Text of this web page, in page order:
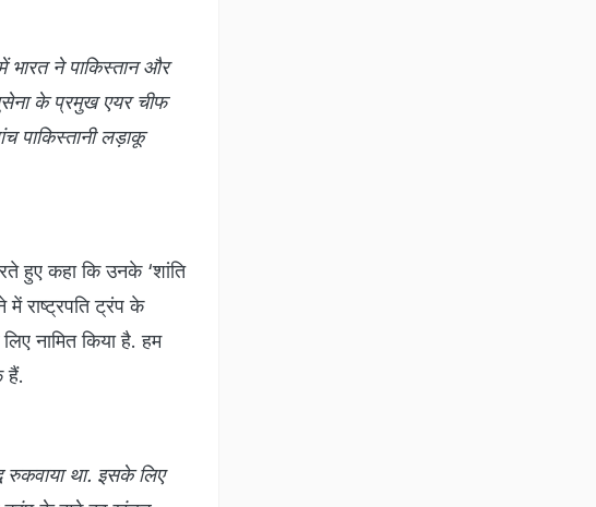
ने पाकिस्तान और
के प्रमुख एयर चीफ
पाकिस्तानी लड़ाकू
हुए कहा कि उनके ‘शांति
में राष्ट्रपति ट्रंप के
नामित किया है. हम
हैं.
रुकवाया था. इसके लिए